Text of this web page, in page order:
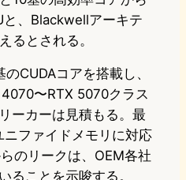
、Blackwellアーキテ
るとされる。
CUDAコアを搭載し、
〜RTX 5070クラス
ーカーは見積もる。最
ニファイドメモリに対応
のリークは、OEM各社
ることを示唆する。